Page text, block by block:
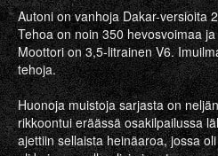
Autoni on vanhoja Dakar-versioita
Tehoa on noin 350 hevosvoimaa
Moottori on 3,5-litrainen V6.
tehoja.
Huonoja muistoja sarjasta on
rikkoontui eräässä osakilpailussa
ajettiin sellaista heinäaroa, jossa